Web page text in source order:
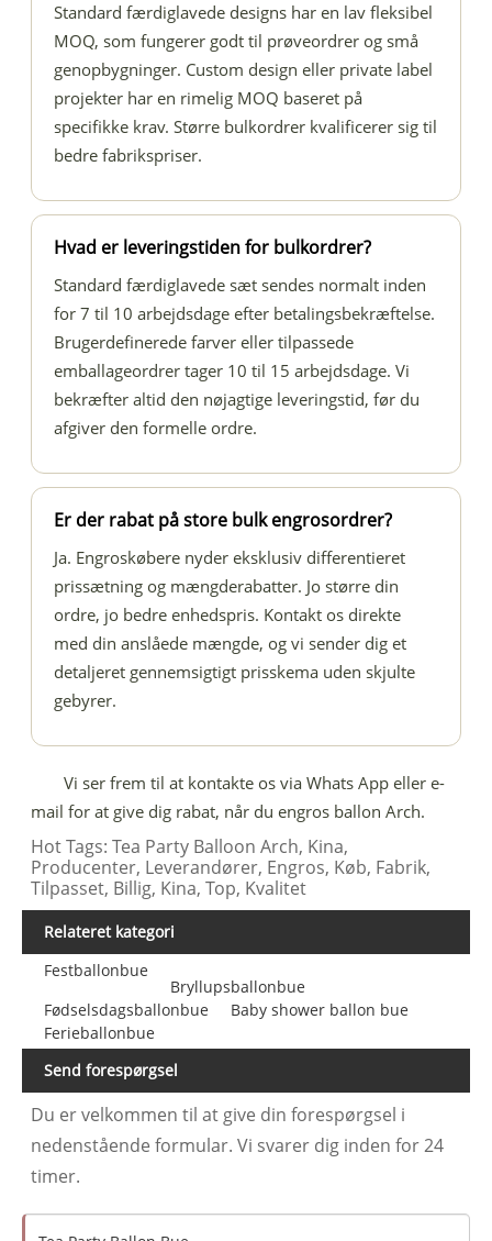
Standard færdiglavede designs har en lav fleksibel
MOQ, som fungerer godt til prøveordrer og små
genopbygninger. Custom design eller private label
projekter har en rimelig MOQ baseret på
specifikke krav. Større bulkordrer kvalificerer sig til
bedre fabrikspriser.
Hvad er leveringstiden for bulkordrer?
Standard færdiglavede sæt sendes normalt inden
for 7 til 10 arbejdsdage efter betalingsbekræftelse.
Brugerdefinerede farver eller tilpassede
emballageordrer tager 10 til 15 arbejdsdage. Vi
bekræfter altid den nøjagtige leveringstid, før du
afgiver den formelle ordre.
Er der rabat på store bulk engrosordrer?
Ja. Engroskøbere nyder eksklusiv differentieret
prissætning og mængderabatter. Jo større din
ordre, jo bedre enhedspris. Kontakt os direkte
med din anslåede mængde, og vi sender dig et
detaljeret gennemsigtigt prisskema uden skjulte
gebyrer.
Vi ser frem til at kontakte os via Whats App eller e-
mail for at give dig rabat, når du engros ballon Arch.
Hot Tags: Tea Party Balloon Arch, Kina,
Producenter, Leverandører, Engros, Køb, Fabrik,
Tilpasset, Billig, Kina, Top, Kvalitet
Relateret kategori
Festballonbue
Bryllupsballonbue
Fødselsdagsballonbue
Baby shower ballon bue
Ferieballonbue
Send forespørgsel
Du er velkommen til at give din forespørgsel i
nedenstående formular. Vi svarer dig inden for 24
timer.